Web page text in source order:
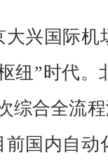
大兴国际
纽”时代
综合全流
前国内自